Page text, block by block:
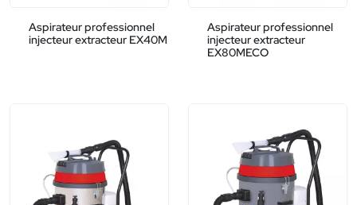
Aspirateur professionnel
injecteur extracteur EX40M
Aspirateur professionnel
injecteur extracteur
EX80MECO